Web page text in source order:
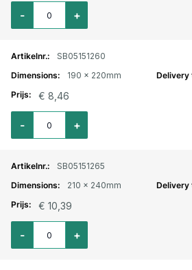
Aantal voor Wormschroefslangklem Hi-Grip
+
-
SB05151260
190 x 220mm
€ 8,46
Aantal voor Wormschroefslangklem Hi-Grip
+
-
SB05151265
210 x 240mm
€ 10,39
Aantal voor Wormschroefslangklem Hi-Grip
+
-